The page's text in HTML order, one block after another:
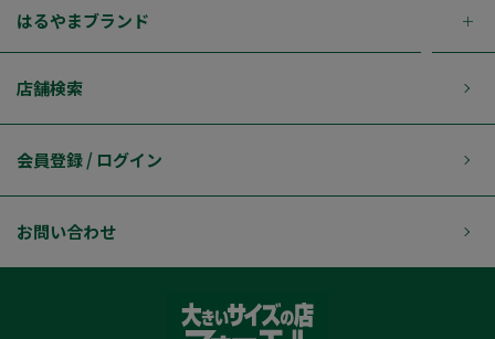
はるやまブランド
店舗検索
会員登録 / ログイン
お問い合わせ